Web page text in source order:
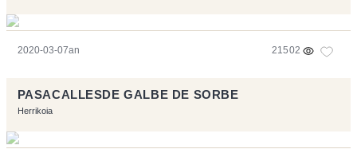
2020-03-07an 21502
PASACALLESDE GALBE DE SORBE
Herrikoia